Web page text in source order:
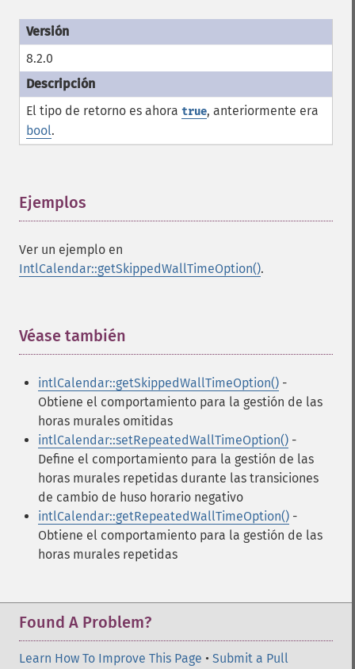
8.2.0
El tipo de retorno es ahora true, anteriormente era
bool.
Ejemplos
Ver un ejemplo en
IntlCalendar::getSkippedWallTimeOption().
Véase también
intlCalendar::getSkippedWallTimeOption() -
Obtiene el comportamiento para la gestión de las
horas murales omitidas
intlCalendar::setRepeatedWallTimeOption() -
Define el comportamiento para la gestión de las
horas murales repetidas durante las transiciones
de cambio de huso horario negativo
intlCalendar::getRepeatedWallTimeOption() -
Obtiene el comportamiento para la gestión de las
horas murales repetidas
Found A Problem?
Learn How To Improve This Page • Submit a Pull